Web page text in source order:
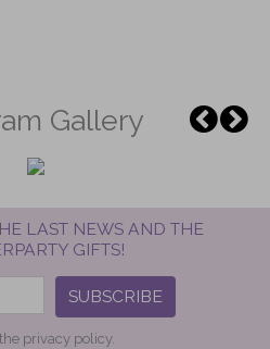
Gallery
LAST NEWS AND THE
GIFTS!
SUBSCRIBE
the privacy policy.